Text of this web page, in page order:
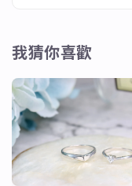
我猜你喜歡